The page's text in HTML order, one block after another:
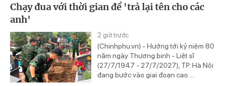
Chạy đua với thời gian để 'trả lại tên cho các
anh'
2 giờ trước
(Chinhphu.vn) - Hướng tới kỷ niệm 80
năm ngày Thương binh - Liệt sĩ
(27/7/1947 - 27/7/2027), TP. Hà Nội
đang bước vào giai đoạn cao ...